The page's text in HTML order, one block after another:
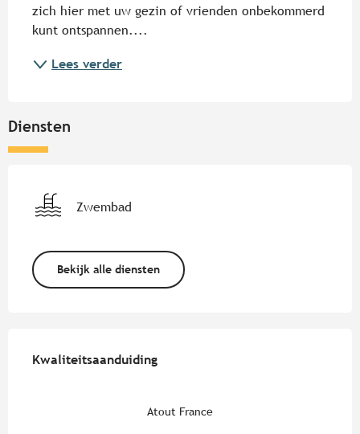
zich hier met uw gezin of vrienden onbekommerd
kunt ontspannen....
Lees verder
Diensten
Zwembad
Bekijk alle diensten
Kwaliteitsaanduiding
Kwaliteitsaanduiding
Atout France